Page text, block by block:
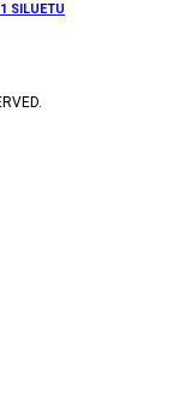
SILUETU